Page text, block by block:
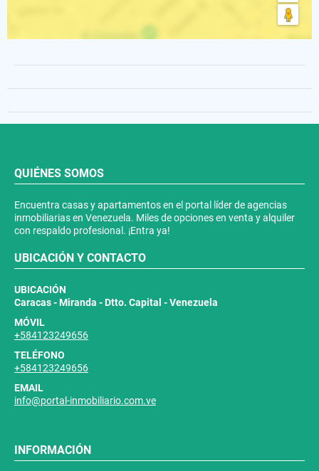
QUIÉNES SOMOS
Encuentra casas y apartamentos en el portal líder de agencias
inmobiliarias en Venezuela. Miles de opciones en venta y alquiler
con respaldo profesional. ¡Entra ya!
UBICACIÓN Y CONTACTO
UBICACIÓN
Caracas - Miranda - Dtto. Capital - Venezuela
MÓVIL
+584123249656
TELÉFONO
+584123249656
EMAIL
info@portal-inmobiliario.com.ve
INFORMACIÓN